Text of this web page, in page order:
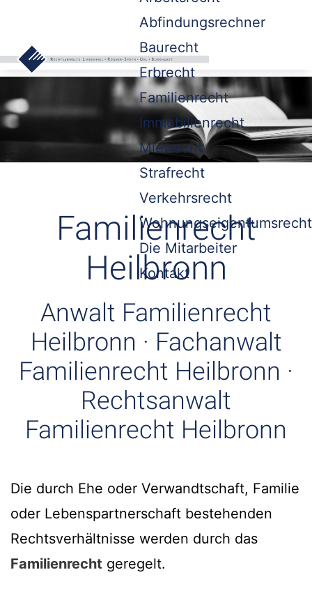
Abfindungsrechner
Baurecht
Erbrecht
Familienrecht
Immobilienrecht
Mietrecht
Strafrecht
Verkehrsrecht
Wohnungseigentumsrecht
Die Mitarbeiter
Kontakt
Familienrecht
Heilbronn
Anwalt Familienrecht
Heilbronn · Fachanwalt
Familienrecht Heilbronn ·
Rechtsanwalt
Familienrecht Heilbronn
Die durch Ehe oder Verwandtschaft, Familie
oder Lebenspartnerschaft bestehenden
Rechtsverhältnisse werden durch das
Familienrecht geregelt.